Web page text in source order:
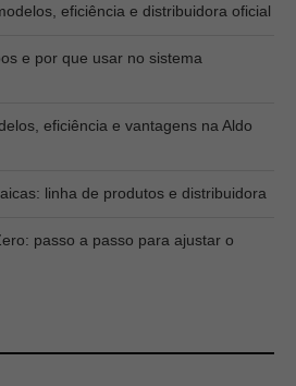
eficiência e distribuidora oficial
e por que usar no sistema
eficiência e vantagens na Aldo
linha de produtos e distribuidora
passo a passo para ajustar o